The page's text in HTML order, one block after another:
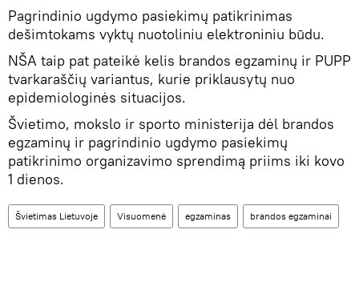
Pagrindinio ugdymo pasiekimų patikrinimas
dešimtokams vyktų nuotoliniu elektroniniu būdu.
NŠA taip pat pateikė kelis brandos egzaminų ir PUPP
tvarkaraščių variantus, kurie priklausytų nuo
epidemiologinės situacijos.
Švietimo, mokslo ir sporto ministerija dėl brandos
egzaminų ir pagrindinio ugdymo pasiekimų
patikrinimo organizavimo sprendimą priims iki kovo
1 dienos.
Švietimas Lietuvoje Visuomenė egzaminas brandos egzaminai